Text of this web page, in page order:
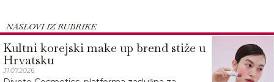
NASLOVI IZ RUBRIKE
Kultni korejski make up brend stiže u
Hrvatsku
31.07.2026.